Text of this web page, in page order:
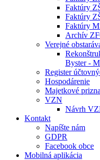
Faktúry
Faktúry
Faktúry
Archív
Verejné
Byster -
Register
Hospodárenie
Majetkové
VZN
Návrh
Kontakt
Napíšte nám
GDPR
Facebook obce
Mobilná aplikácia